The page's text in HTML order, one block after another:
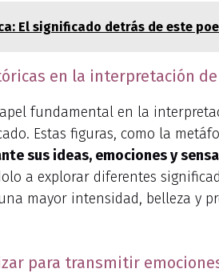
El significado detrás de este
en la interpretación
fundamental en la
Estas figuras, como la
sus ideas, emociones y
a explorar diferentes
mayor intensidad, belleza y
para transmitir